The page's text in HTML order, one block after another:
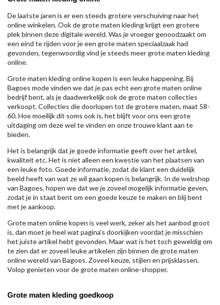
De laatste jaren is er een steeds grotere verschuiving naar het
online winkelen. Ook de grote maten kleding krijgt een grotere
plek binnen deze digitale wereld. Was je vroeger genoodzaakt om
een eind te rijden voor je een grote maten speciaalzaak had
gevonden, tegenwoordig vind je steeds meer grote maten kleding
online.
Grote maten kleding online kopen is een leuke happening. Bij
Bagoes mode vinden we dat je pas echt een grote maten online
bedrijf bent, als je daadwerkelijk ook de grote maten collecties
verkoopt. Collecties die doorlopen tot de grotere maten, maat 58-
60. Hoe moeilijk dit soms ook is, het blijft voor ons een grote
uitdaging om deze wel te vinden en onze trouwe klant aan te
bieden.
Het is belangrijk dat je goede informatie geeft over het artikel,
kwaliteit etc. Het is niet alleen een kwestie van het plaatsen van
een leuke foto. Goede informatie, zodat de klant een duidelijk
beeld heeft van wat ze wil gaan kopen is belangrijk. In de webshop
van Bagoes, hopen we dat we je zoveel mogelijk informatie geven,
zodat je in staat bent om een goede keuze te maken en blij bent
met je aankoop.
Grote maten online kopen is veel werk, zeker als het aanbod groot
is, dan moet je heel wat pagina's doorkijken voordat je misschien
het juiste artikel hebt gevonden. Maar wat is het toch geweldig om
te zien dat er zoveel leuke artikelen zijn binnen de grote maten
online wereld van Bagoes. Zoveel keuze, stijlen en prijsklassen.
Volop genieten voor de grote maten online-shopper.
Grote maten kleding goedkoop